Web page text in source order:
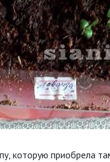
которую приобрела